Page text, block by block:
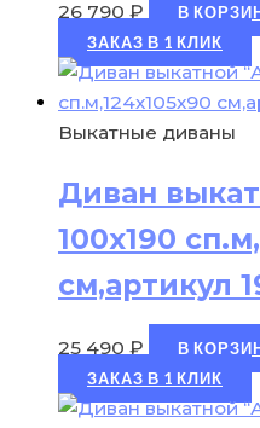
26 790 ₽
В
ЗАКАЗ В 1 КЛИК
Выкатные диваны
Диван
100х190
см,артикул
25 490 ₽
В
ЗАКАЗ В 1 КЛИК